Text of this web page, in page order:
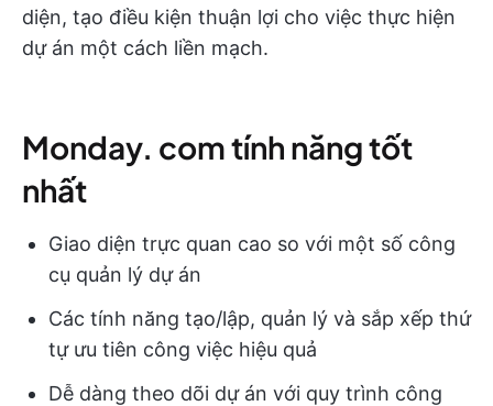
diện, tạo điều kiện thuận lợi cho việc thực hiện
dự án một cách liền mạch.
Monday. com tính năng tốt
nhất
Giao diện trực quan cao so với một số công
cụ quản lý dự án
Các tính năng tạo/lập, quản lý và sắp xếp thứ
tự ưu tiên công việc hiệu quả
Dễ dàng theo dõi dự án với quy trình công